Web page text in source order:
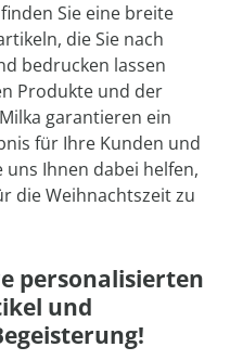
Sie eine breite
die Sie nach
bedrucken lassen
Produkte und der
garantieren ein
für Ihre Kunden und
uns Ihnen dabei helfen,
die Weihnachtszeit zu
personalisierten
und